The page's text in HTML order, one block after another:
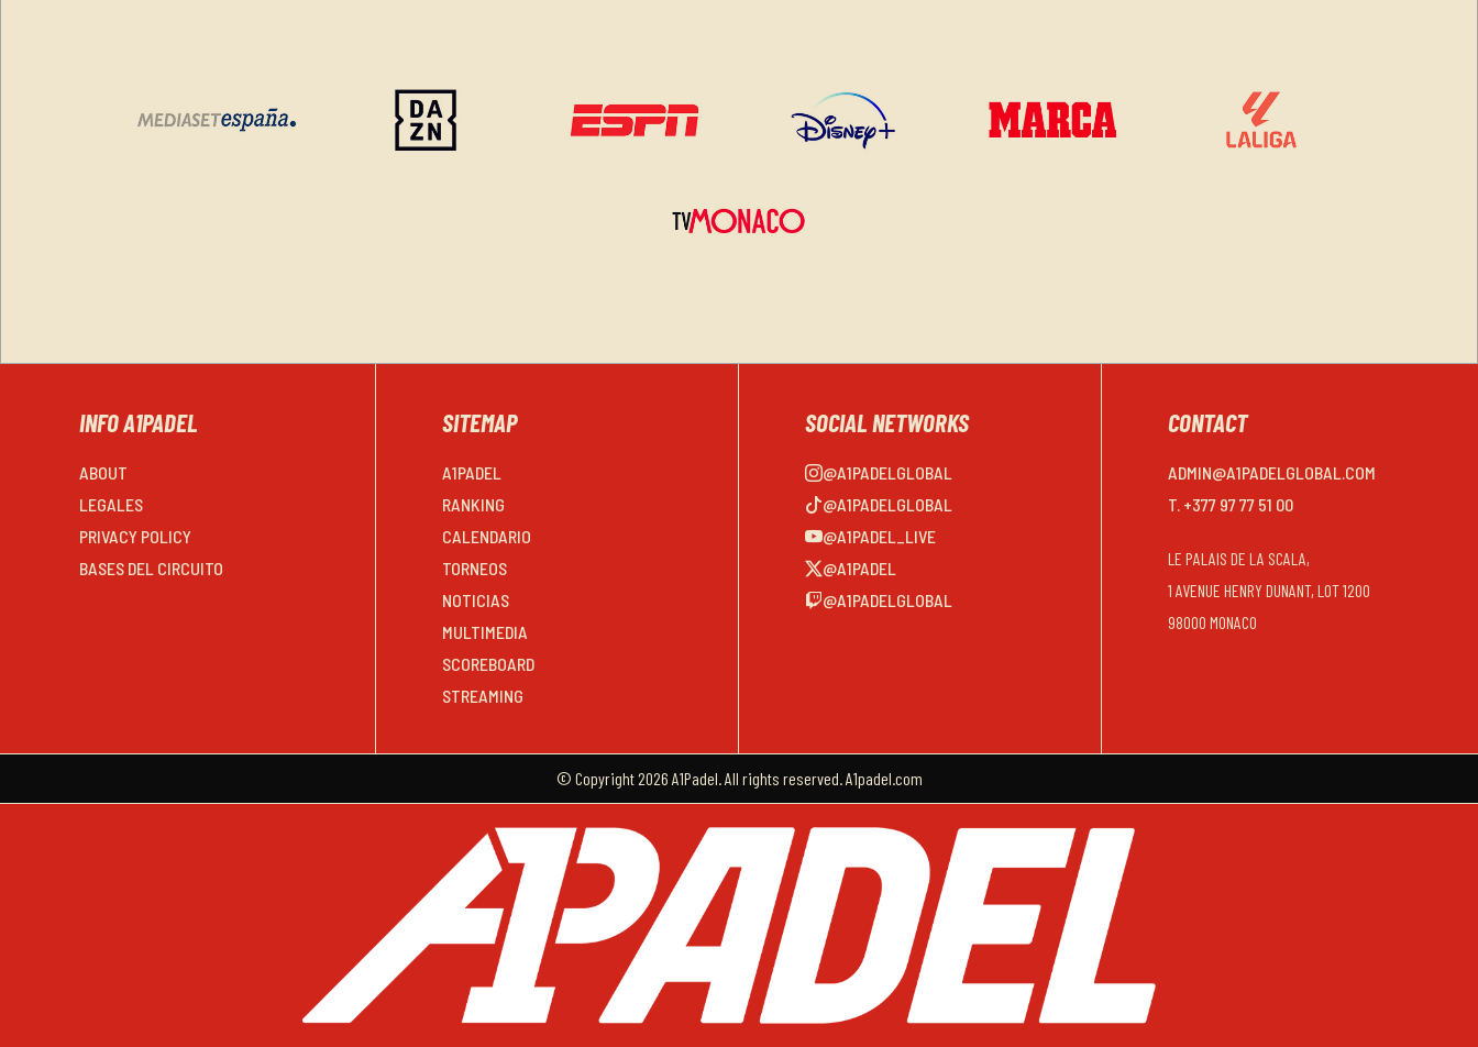
INFO A1PADEL
ABOUT
LEGALES
PRIVACY POLICY
BASES DEL CIRCUITO
SITEMAP
A1PADEL
RANKING
CALENDARIO
TORNEOS
NOTICIAS
MULTIMEDIA
SCOREBOARD
STREAMING
SOCIAL NETWORKS
@A1PADELGLOBAL
@A1PADELGLOBAL
@A1PADEL_LIVE
@A1PADEL
@A1PADELGLOBAL
CONTACT
ADMIN@A1PADELGLOBAL.COM
T. +377 97 77 51 00
LE PALAIS DE LA SCALA,
1 AVENUE HENRY DUNANT, LOT 1200
98000 MONACO
© Copyright 2026 A1Padel. All rights reserved. A1padel.com